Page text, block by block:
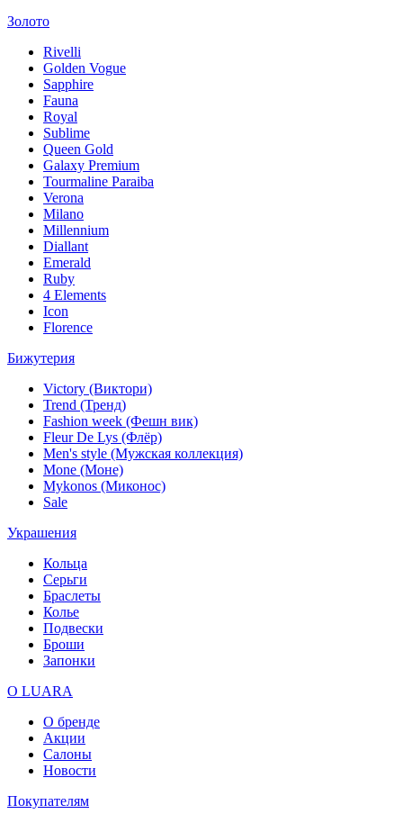
Золото
Rivelli
Golden Vogue
Sapphire
Fauna
Royal
Sublime
Queen Gold
Galaxy Premium
Tourmaline Paraiba
Verona
Milano
Millennium
Diallant
Emerald
Ruby
4 Elements
Icon
Florence
Бижутерия
Victory (Виктори)
Trend (Тренд)
Fashion week (Фешн вик)
Fleur De Lys (Флёр)
Men's style (Мужская коллекция)
Mone (Моне)
Mykonos (Миконос)
Sale
Украшения
Кольца
Серьги
Браслеты
Колье
Подвески
Броши
Запонки
О LUARA
О бренде
Акции
Салоны
Новости
Покупателям